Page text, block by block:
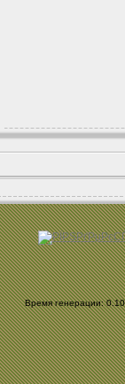
Время генерации: